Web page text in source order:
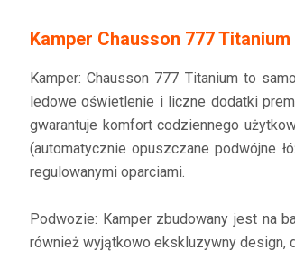
Kamper Chausson 777
Kamper: Chausson 777 Titanium to
ledowe oświetlenie i liczne dodatki
gwarantuje komfort codziennego
(automatycznie opuszczane podwójne
regulowanymi oparciami.
Podwozie: Kamper zbudowany jest na
również wyjątkowo ekskluzywny design,